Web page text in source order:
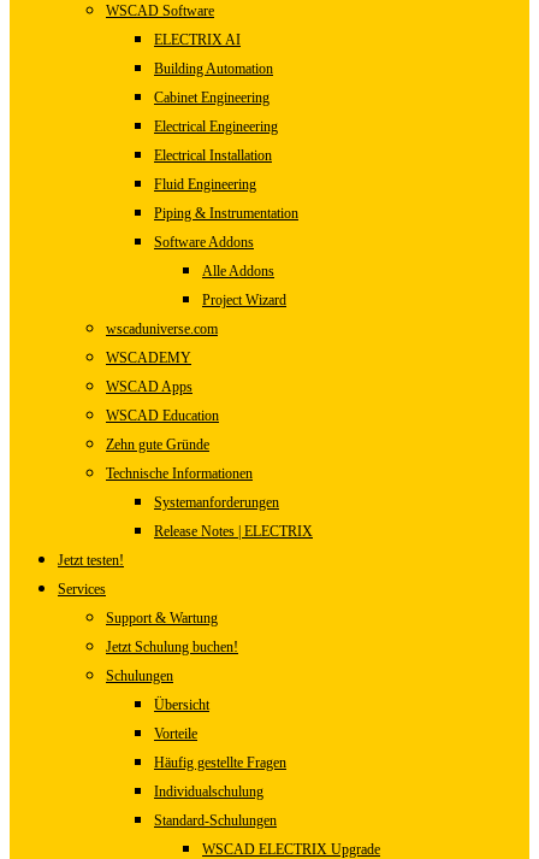
WSCAD Software
ELECTRIX AI
Building Automation
Cabinet Engineering
Electrical Engineering
Electrical Installation
Fluid Engineering
Piping & Instrumentation
Software Addons
Alle Addons
Project Wizard
wscaduniverse.com
WSCADEMY
WSCAD Apps
WSCAD Education
Zehn gute Gründe
Technische Informationen
Systemanforderungen
Release Notes | ELECTRIX
Jetzt testen!
Services
Support & Wartung
Jetzt Schulung buchen!
Schulungen
Übersicht
Vorteile
Häufig gestellte Fragen
Individualschulung
Standard-Schulungen
WSCAD ELECTRIX Upgrade